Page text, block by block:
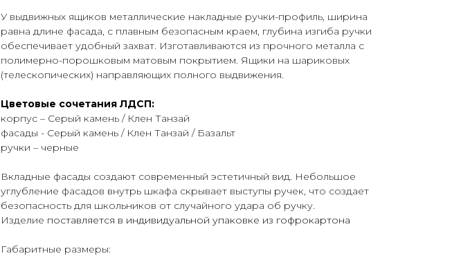
У выдвижных ящиков металлические накладные ручки-профиль, ширина
равна длине фасада, с плавным безопасным краем, глубина изгиба ручки
обеспечивает удобный захват. Изготавливаются из прочного металла с
полимерно-порошковым матовым покрытием. Ящики на шариковых
(телескопических) направляющих полного выдвижения.
Цветовые сочетания ЛДСП:
корпус – Серый камень / Клен Танзай
фасады - Серый камень / Клен Танзай / Базальт
ручки – черные
Вкладные фасады создают современный эстетичный вид. Небольшое
углубление фасадов внутрь шкафа скрывает выступы ручек, что создает
безопасность для школьников от случайного удара об ручку.
Изделие поставляется в индивидуальной упаковке из гофрокартона
Габаритные размеры: